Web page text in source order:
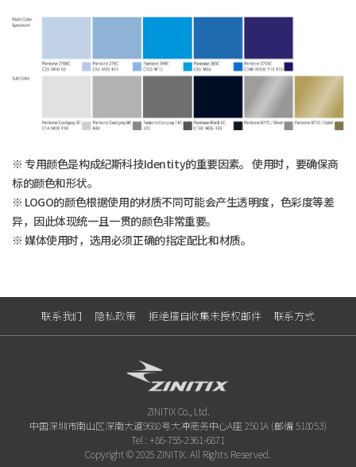
※ 专用颜色是构成纪斯科技Identity的重要因素。 使用时，要确保商
标的颜色和形状。
※ LOGO的颜色根据使用的材质不同可能会产生透明度，色彩度等差
异，因此体现统一且一贯的颜色非常重要。
※ 媒体使用时，选用必须正确的指定配比和材质。
联系我们 隐私政策 拒绝擅自收集未授权邮件 联系方式
ZINITIX Co., Ltd.
中国深圳市南山区深南大道9680号大冲商务中心A座 2501A (邮编 518053)
Tel : +86-755-2361-6871
Copyright © 2025 ZINITIX. All Rights Reserved.